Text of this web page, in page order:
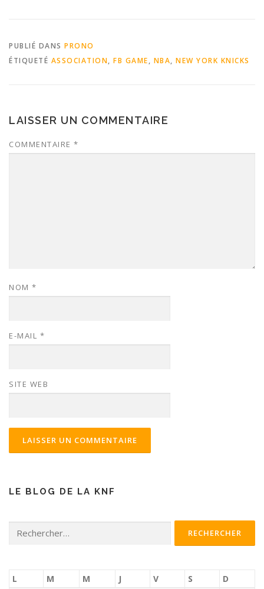
PUBLIÉ DANS PRONO
ÉTIQUETÉ ASSOCIATION, FB GAME, NBA, NEW YORK KNICKS
LAISSER UN COMMENTAIRE
COMMENTAIRE *
NOM *
E-MAIL *
SITE WEB
LE BLOG DE LA KNF
L M M J V S D